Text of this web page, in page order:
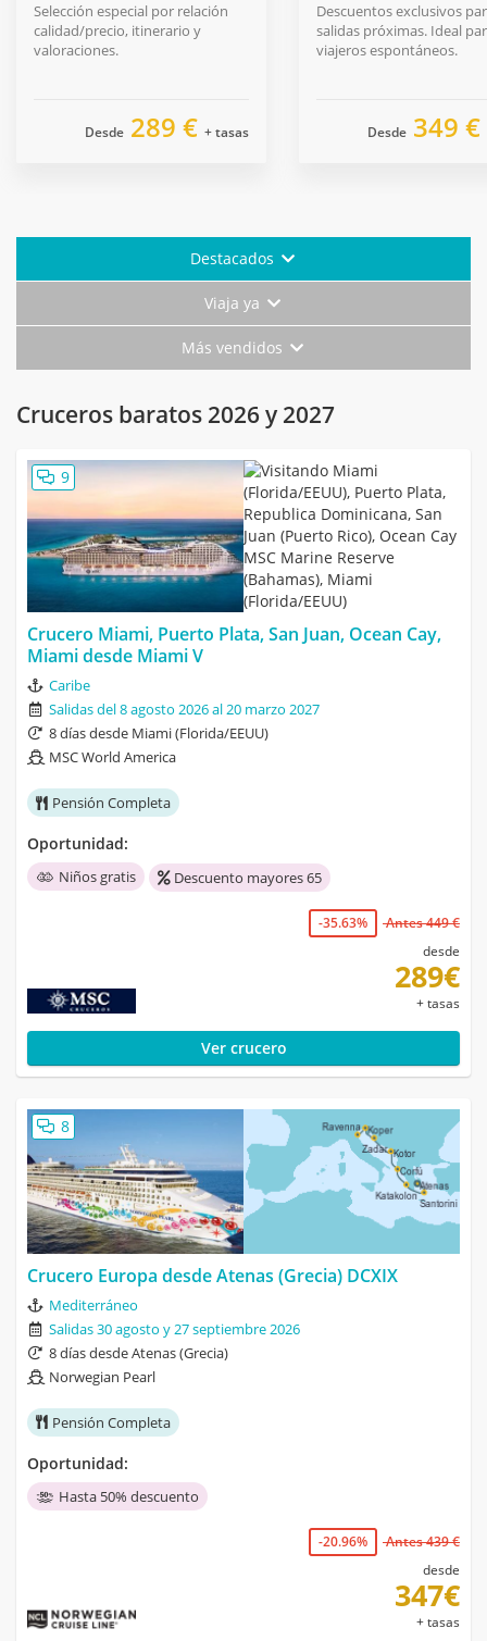
Selección especial por relación
calidad/precio, itinerario y
valoraciones.
Desde 289 € + tasas
Descuentos exclusivos
salidas próximas. Ideal
viajeros espontáneos.
Desde 349 €
Destacados
Viaja ya
Más vendidos
Cruceros baratos 2026 y 2027
9
Crucero Miami, Puerto Plata, San Juan, Ocean Cay,
Miami desde Miami V
Caribe
Salidas del 8 agosto 2026 al 20 marzo 2027
8 días desde Miami (Florida/EEUU)
MSC World America
Pensión Completa
Oportunidad:
Niños gratis Descuento mayores 65
-35.63%
Antes 449 €
desde
289€
+ tasas
Ver crucero
8
Crucero Europa desde Atenas (Grecia) DCXIX
Mediterráneo
Salidas 30 agosto y 27 septiembre 2026
8 días desde Atenas (Grecia)
Norwegian Pearl
Pensión Completa
Oportunidad:
Hasta 50% descuento
-20.96%
Antes 439 €
desde
347€
+ tasas